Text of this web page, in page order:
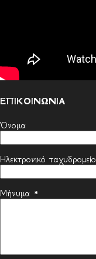
ΕΠΙΚΟΙΝΩΝΙΑ
Όνομα
Ηλεκτρονικό ταχυδρομείο
Μήνυμα *